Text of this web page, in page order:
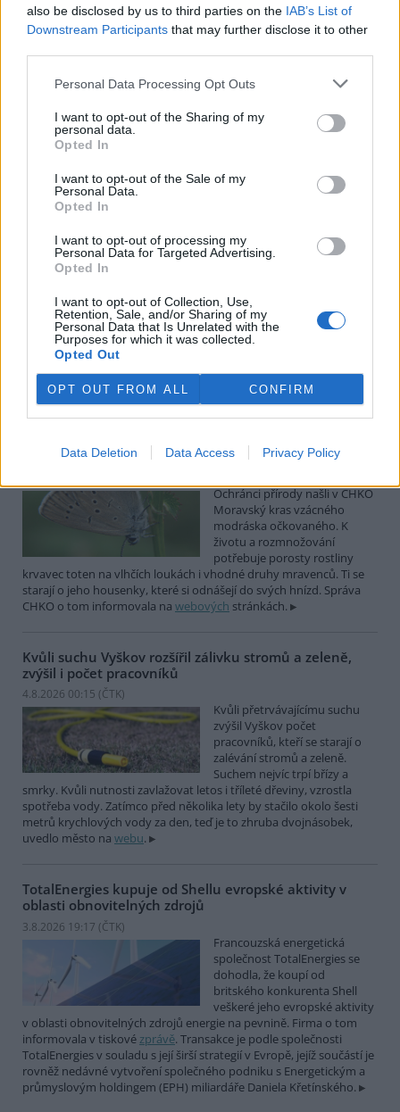
also be disclosed by us to third parties on the IAB’s List of
Downstream Participants that may further disclose it to other
Personal Data Processing Opt Outs
I want to opt-out of the Sharing of my
personal data.
Opted In
I want to opt-out of the Sale of my
Personal Data.
Opted In
I want to opt-out of processing my
Personal Data for Targeted Advertising.
Opted In
I want to opt-out of Collection, Use,
Retention, Sale, and/or Sharing of my
Personal Data that Is Unrelated with the
Purposes for which it was collected.
Opted Out
OPT OUT FROM ALL CONFIRM
Data Deletion Data Access Privacy Policy
V Japonsku, které bojuje s extrémními vedry, uhynuly
tři lvice, píše BBC News
4.8.2026 12:42 ( ČTK
Diskuse: 2
Tři lvice v zoologické zahradě v
japonském Tokiu uhynuly
potýká s vlnami extrémních
veder, napsal zpravodajský server
BBC News
Ghanský parlament schválil přísný zákon na ochranu
kakaových plantáží
4.8.2026 12:39 (ČTK
zákon, podle kterého místním
farmářům hrozí až 20 let
vězení, pokud bez souhlasu
plantáž na jiný účel. Informovala o tom agentura AP; zákon nyní
čeká na podpis prezidenta Johna Mahamy.
modráska očkovaného
Ochránci přírody našli v CHKO
Moravský kras vzácného
modráska očkovaného. K
životu a rozmnožování
potřebuje porosty rostliny
krvavec toten na vlhčích loukách i vhodné druhy mravenců. Ti se
starají o jeho housenky, které si odnášejí do svých hnízd. Správa
CHKO o tom informovala na webových stránkách.
Kvůli suchu Vyškov rozšířil zálivku stromů a zeleně,
zvýšil i počet pracovníků
4.8.2026 00:15 (ČTK)
Kvůli přetrvávajícímu suchu
zvýšil Vyškov počet
pracovníků, kteří se starají o
zalévání stromů a zeleně.
Suchem nejvíc trpí břízy a
smrky. Kvůli nutnosti zavlažovat letos i tříleté dřeviny, vzrostla
spotřeba vody. Zatímco před několika lety by stačilo okolo šesti
metrů krychlových vody za den, teď je to zhruba dvojnásobek,
uvedlo město na webu.
TotalEnergies kupuje od Shellu evropské aktivity v
oblasti obnovitelných zdrojů
3.8.2026 19:17 (ČTK)
Francouzská energetická
společnost TotalEnergies se
dohodla, že koupí od
britského konkurenta Shell
veškeré jeho evropské aktivity
v oblasti obnovitelných zdrojů energie na pevnině. Firma o tom
informovala v tiskovézprávě. Transakce je podle společnosti
TotalEnergies v souladu s její širší strategií v Evropě, jejíž součástí je
rovněž nedávné vytvoření společného podniku s Energetickým a
průmyslovým holdingem (EPH) miliardáře Daniela Křetínského.